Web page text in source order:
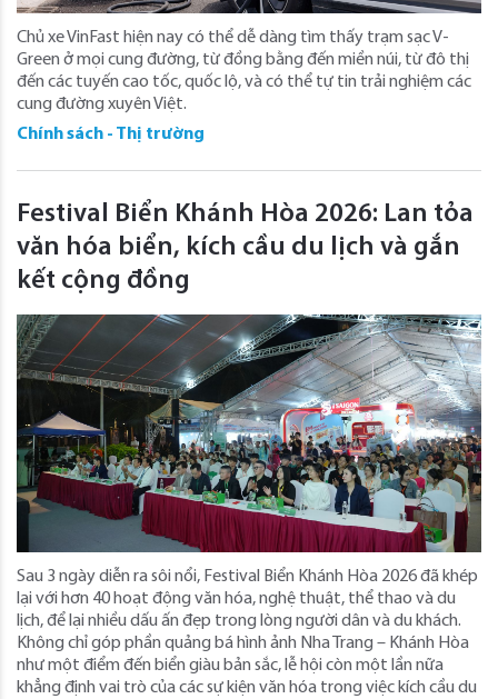
Chủ xe VinFast hiện nay có thể dễ dàng tìm thấy trạm sạc V-
Green ở mọi cung đường, từ đồng bằng đến miền núi, từ đô thị
đến các tuyến cao tốc, quốc lộ, và có thể tự tin trải nghiệm các
cung đường xuyên Việt.
Chính sách - Thị trường
Festival Biển Khánh Hòa 2026: Lan tỏa
văn hóa biển, kích cầu du lịch và gắn
kết cộng đồng
Sau 3 ngày diễn ra sôi nổi, Festival Biển Khánh Hòa 2026 đã khép
lại với hơn 40 hoạt động văn hóa, nghệ thuật, thể thao và du
lịch, để lại nhiều dấu ấn đẹp trong lòng người dân và du khách.
Không chỉ góp phần quảng bá hình ảnh Nha Trang – Khánh Hòa
như một điểm đến biển giàu bản sắc, lễ hội còn một lần nữa
khẳng định vai trò của các sự kiện văn hóa trong việc kích cầu du